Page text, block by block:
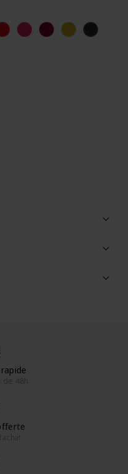
GrenatCarminCitronSapin
de 48h